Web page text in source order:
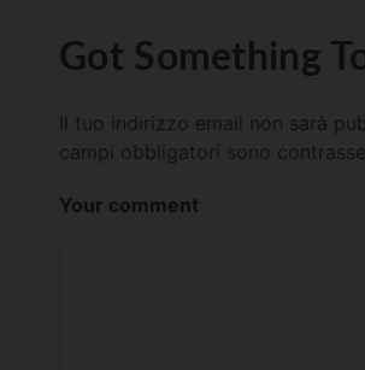
Got Something
Il tuo indirizzo email non sarà
campi obbligatori sono
Your comment